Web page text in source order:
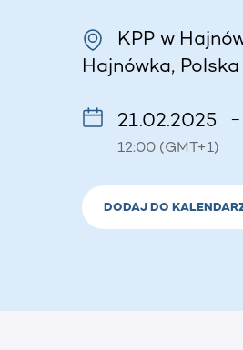
KPP w
Hajnówka, Polska
21.02.2025
12:00 (GMT+1)
–
DODAJ DO